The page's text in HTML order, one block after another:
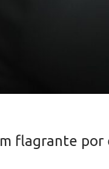
flagrante